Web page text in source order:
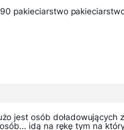
pakieciarstwo
jest osób doładowujących
idą na rękę tym na